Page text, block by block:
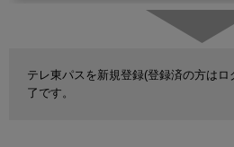
テレ東パスを新規登録(登録済の方は
了です。